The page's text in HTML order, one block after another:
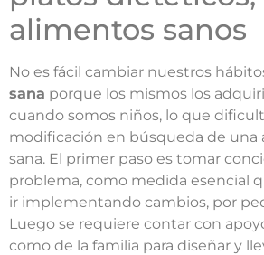
alimentos sanos
No es fácil cambiar nuestros
sana porque los mismos los
cuando somos niños, lo que
modificación en búsqueda de una
sana. El primer paso es tomar
problema, como medida esencial
ir implementando cambios, por
Luego se requiere contar con
como de la familia para diseñar y